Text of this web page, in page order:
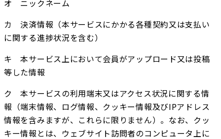
オ　ニックネーム
カ　決済情報（本サービスにかかる各種契約又は支払い
に関する進捗状況を含む）
キ　本サービス上において会員がアップロード又は投稿
等した情報
ク　本サービスの利用端末又はアクセス状況に関する情
報（端末情報、ログ情報、クッキー情報及びIPアドレス
情報を含みますが、これらに限りません）。なお、クッ
キー情報とは、ウェブサイト訪問者のコンピュータ上に